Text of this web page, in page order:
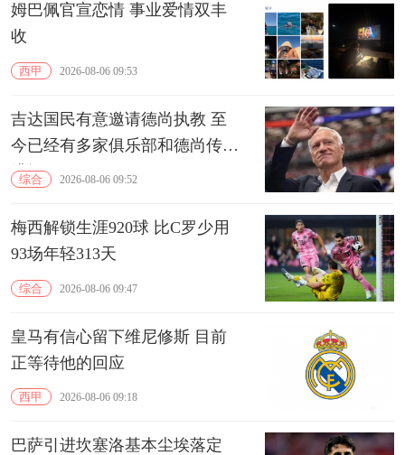
姆巴佩官宣恋情 事业爱情双丰
收
西甲 2026-08-06 09:53
吉达国民有意邀请德尚执教 至
今已经有多家俱乐部和德尚传出
绯闻
综合 2026-08-06 09:52
梅西解锁生涯920球 比C罗少用
93场年轻313天
综合 2026-08-06 09:47
皇马有信心留下维尼修斯 目前
正等待他的回应
西甲 2026-08-06 09:18
巴萨引进坎塞洛基本尘埃落定